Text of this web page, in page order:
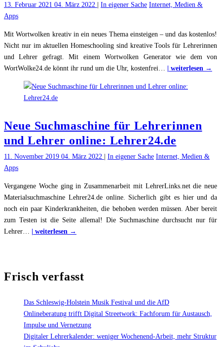
leicht
13. Februar 2021 04. März 2022 In eigener Sache Internet, Medien &
Apps
Mit Wortwolken kreativ in ein neues Thema einsteigen – und das kostenlos!
Nicht nur im aktuellen Homeschooling sind kreative Tools für Lehrerinnen
und Lehrer gefragt. Mit einem Wortwolken Generator wie dem von
WortWolke24.de könnt ihr rund um die Uhr, kostenfrei… | weiterlesen →
Neue Suchmaschine für Lehrerinnen
und Lehrer online: Lehrer24.de
11. November 2019 04. März 2022 In eigener Sache Internet, Medien &
Apps
Vergangene Woche ging in Zusammenarbeit mit LehrerLinks.net die neue
Materialsuchmaschine Lehrer24.de online. Sicherlich gibt es hier und da
noch ein paar Kinderkrankheiten, die behoben werden müssen. Aber bereit
zum Testen ist die Seite allemal! Die Suchmaschine durchsucht nur für
Lehrer
| weiterlesen →
und
online:
Lehrer24.de"
Frisch verfasst
Das Schleswig-Holstein Musik Festival und die AfD
Onlineberatung trifft Digital Streetwork: Fachforum für Austausch,
Impulse und Vernetzung
Digitaler Lehrerkalender: weniger Wochenend-Arbeit, mehr Struktur